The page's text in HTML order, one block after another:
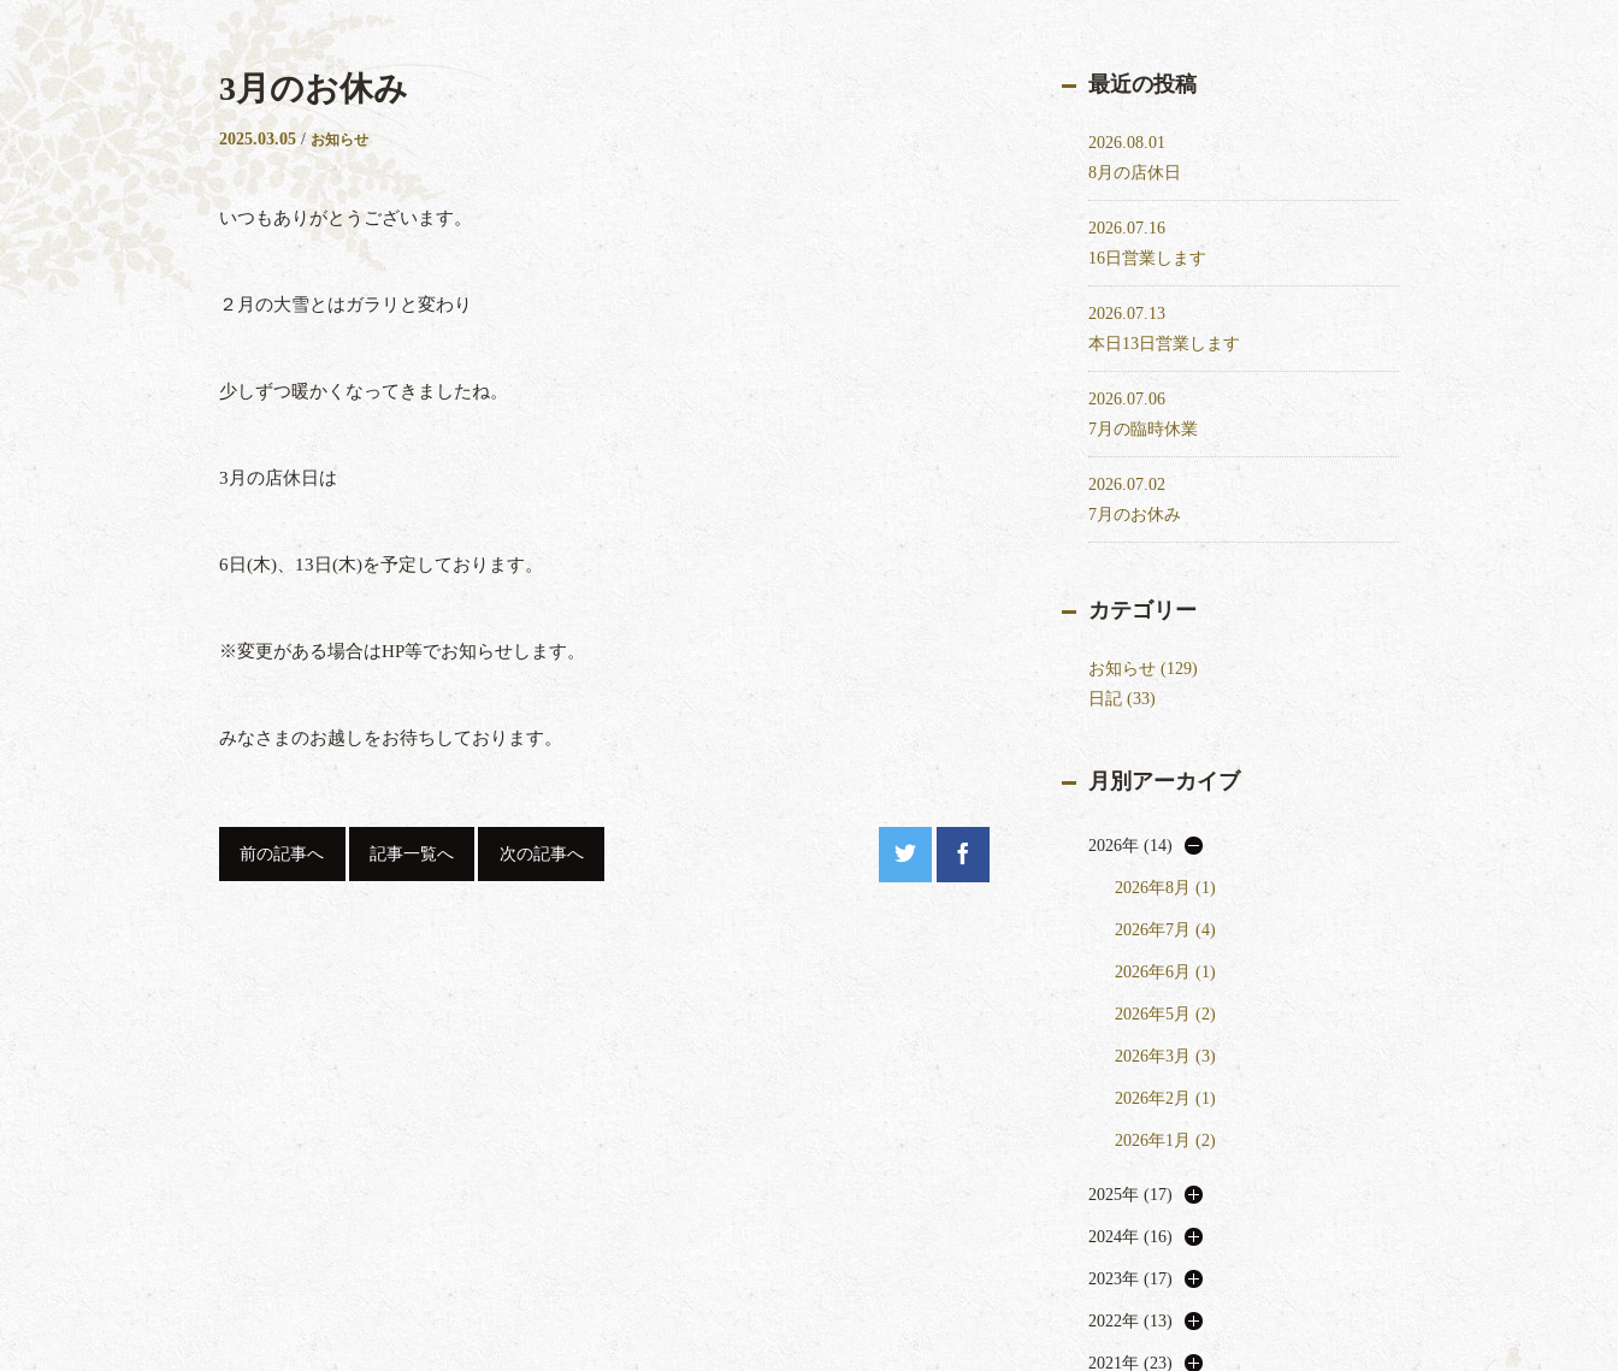
3月のお休み
2025.03.05/お知らせ
いつもありがとうございます。
２月の大雪とはガラリと変わり
少しずつ暖かくなってきましたね。
3月の店休日は
6日(木)、13日(木)を予定しております。
※変更がある場合はHP等でお知らせします。
みなさまのお越しをお待ちしております。
前の記事へ 記事一覧へ 次の記事へ
最近の投稿
2026.08.01
8月の店休日
2026.07.16
16日営業します
2026.07.13
本日13日営業します
2026.07.06
7月の臨時休業
2026.07.02
7月のお休み
カテゴリー
お知らせ (129)
日記 (33)
月別アーカイブ
2026年 (14)
2026年8月 (1)
2026年7月 (4)
2026年6月 (1)
2026年5月 (2)
2026年3月 (3)
2026年2月 (1)
2026年1月 (2)
2025年 (17)
2024年 (16)
2023年 (17)
2022年 (13)
2021年 (23)